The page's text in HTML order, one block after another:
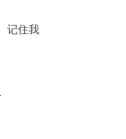
记住我